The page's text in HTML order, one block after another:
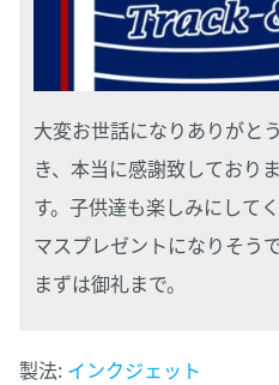
大変お世話になりありがと
き、本当に感謝致しており
す。子供達も楽しみにして
マスプレゼントになりそうで
まずは御礼まで。
製法: インクジェット